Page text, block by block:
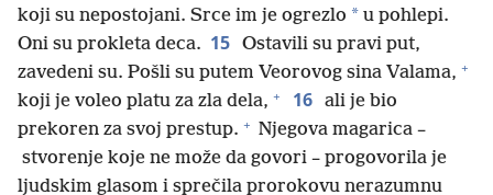
koji su nepostojani. Srce im je ogrezlo * u pohlepi.
Oni su prokleta deca. 15 Ostavili su pravi put,
zavedeni su. Pošli su putem Veorovog sina Valama, +
koji je voleo platu za zla dela, + 16 ali je bio
prekoren za svoj prestup. + Njegova magarica –
stvorenje koje ne može da govori – progovorila je
ljudskim glasom i sprečila prorokovu nerazumnu